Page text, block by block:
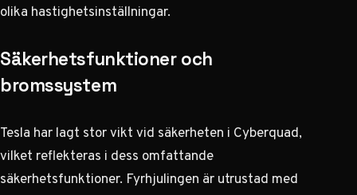
olika hastighetsinställningar.
Säkerhetsfunktioner och
bromssystem
Tesla har lagt stor vikt vid säkerheten i Cyberquad,
vilket reflekteras i dess omfattande
säkerhetsfunktioner. Fyrhjulingen är utrustad med